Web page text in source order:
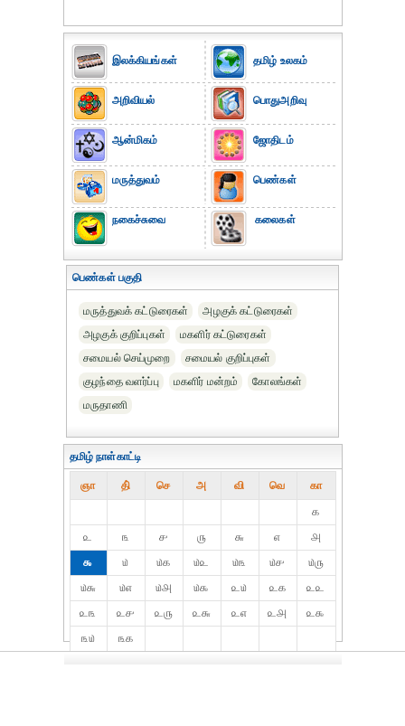
இலக்கியங்கள்
அறிவியல்
ஆன்மிகம்
மருத்துவம்
நகைச்சுவை
தமிழ் உலகம்
பொதுஅறிவு
ஜோதிடம்
பெண்கள்
கலைகள்
பெண்கள் பகுதி
மருத்துவக் கட்டுரைகள்
அழகுக் கட்டுரைகள்
அழகுக் குறிப்புகள்
மகளிர் கட்டுரைகள்
சமையல் செய்முறை
சமையல் குறிப்புகள்
குழந்தை வளர்ப்பு
மகளிர் மன்றம்
கோலங்கள்
மருதாணி
தமிழ் நாள்காட்டி
ஞா தி் செ அ வி வெ கா
௧
௨
௩ ௪ ௫ ௬ ௭
௮
௯
௰ ௰௧ ௰௨ ௰௩ ௰௪
௰௫
௰௬
௰௭ ௰௮ ௰௯ ௨௰ ௨௧
௨௨
௨௩
௨௪ ௨௫ ௨௬ ௨௭ ௨௮
௨௯
௩௰
௩௧